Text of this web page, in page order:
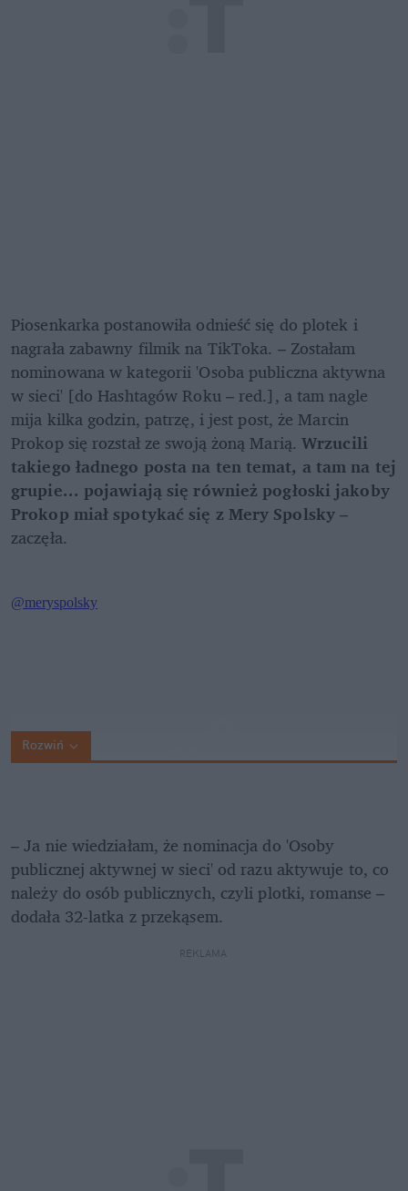
Piosenkarka postanowiła odnieść się do plotek i
nagrała zabawny filmik na TikToka. – Zostałam
nominowana w kategorii 'Osoba publiczna aktywna
w sieci' [do Hashtagów Roku – red.], a tam nagle
mija kilka godzin, patrzę, i jest post, że Marcin
Prokop się rozstał ze swoją żoną Marią. Wrzucili
takiego ładnego posta na ten temat, a tam na tej
grupie... pojawiają się również pogłoski jakoby
Prokop miał spotykać się z Mery Spolsky –
zaczęła.
Rozwiń
– Ja nie wiedziałam, że nominacja do 'Osoby
publicznej aktywnej w sieci' od razu aktywuje to, co
należy do osób publicznych, czyli plotki, romanse –
dodała 32-latka z przekąsem.
REKLAMA